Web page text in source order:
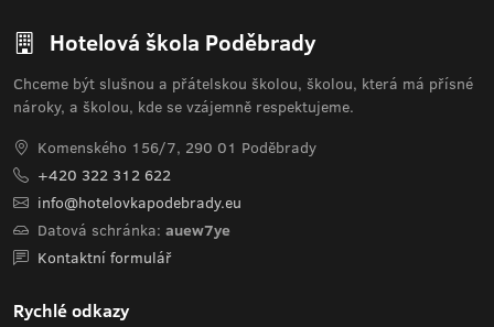
Hotelová škola Poděbrady
Chceme být slušnou a přátelskou školou, školou, která má přísné
nároky, a školou, kde se vzájemně respektujeme.
Komenského 156/7, 290 01 Poděbrady
+420 322 312 622
info@hotelovkapodebrady.eu
Datová schránka: auew7ye
Kontaktní formulář
Rychlé odkazy